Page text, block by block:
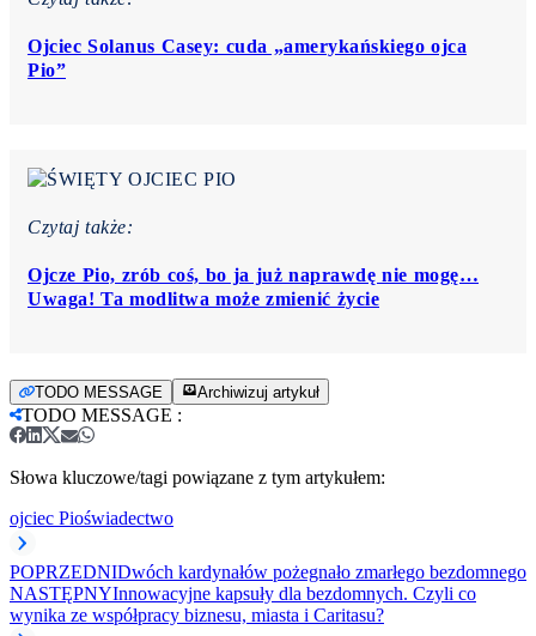
Ojciec Solanus Casey: cuda „amerykańskiego ojca
Pio”
Czytaj także:
Ojcze Pio, zrób coś, bo ja już naprawdę nie mogę…
Uwaga! Ta modlitwa może zmienić życie
TODO MESSAGE Archiwizuj artykuł
TODO MESSAGE :
Słowa kluczowe/tagi powiązane z tym artykułem:
ojciec Pioświadectwo
POPRZEDNIDwóch kardynałów pożegnało zmarłego bezdomnego
NASTĘPNYInnowacyjne kapsuły dla bezdomnych. Czyli co
wynika ze współpracy biznesu, miasta i Caritasu?